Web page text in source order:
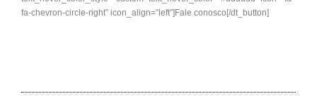
fa-chevron-circle-right” icon_align=”left”]Fale conosco[/dt_button]